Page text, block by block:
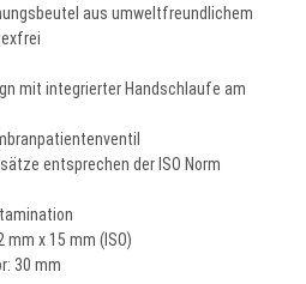
aus umweltfreundlichem
mit integrierter Handschlaufe am
entsprechen der ISO Norm
x 15 mm (ISO)
30 mm